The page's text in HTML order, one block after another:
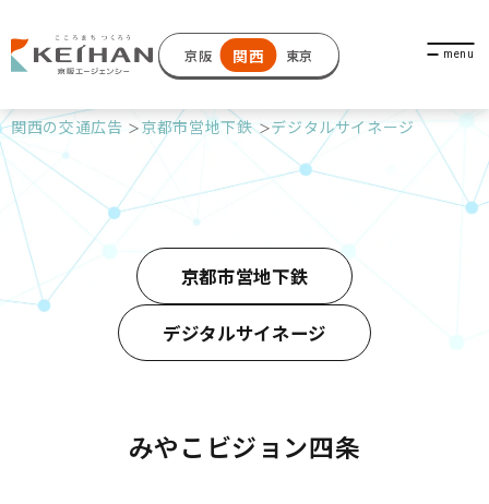
京阪 関西 東京
関西の交通広告 京都市営地下鉄 デジタルサイネージ
京都市営地下鉄
デジタルサイネージ
みやこビジョン四条